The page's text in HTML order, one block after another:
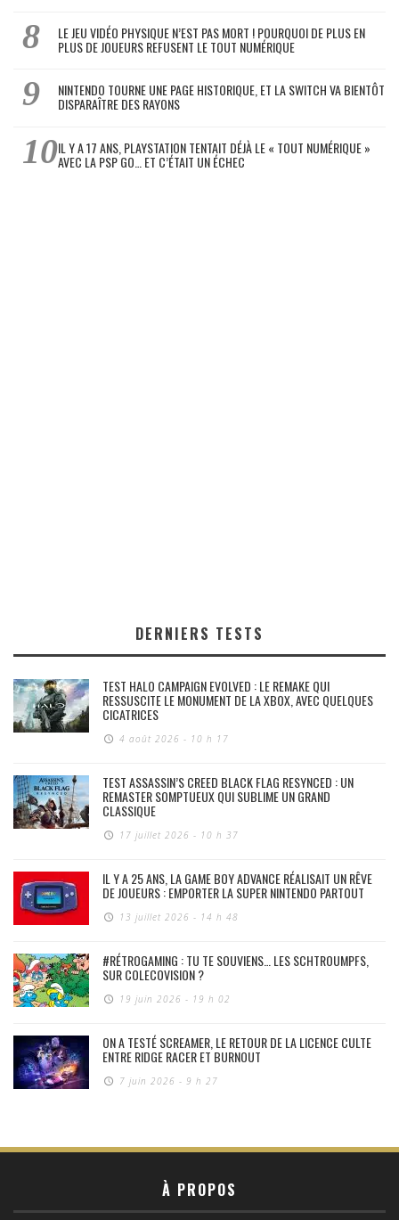
LE JEU VIDÉO PHYSIQUE N’EST PAS MORT ! POURQUOI DE PLUS EN
PLUS DE JOUEURS REFUSENT LE TOUT NUMÉRIQUE
NINTENDO TOURNE UNE PAGE HISTORIQUE, ET LA SWITCH VA BIENTÔT
DISPARAÎTRE DES RAYONS
IL Y A 17 ANS, PLAYSTATION TENTAIT DÉJÀ LE « TOUT NUMÉRIQUE »
AVEC LA PSP GO… ET C’ÉTAIT UN ÉCHEC
DERNIERS TESTS
TEST HALO CAMPAIGN EVOLVED : LE REMAKE QUI
RESSUSCITE LE MONUMENT DE LA XBOX, AVEC QUELQUES
CICATRICES
4 août 2026 - 10 h 17
TEST ASSASSIN’S CREED BLACK FLAG RESYNCED : UN
REMASTER SOMPTUEUX QUI SUBLIME UN GRAND
CLASSIQUE
17 juillet 2026 - 10 h 37
IL Y A 25 ANS, LA GAME BOY ADVANCE RÉALISAIT UN RÊVE
DE JOUEURS : EMPORTER LA SUPER NINTENDO PARTOUT
13 juillet 2026 - 14 h 48
#RÉTROGAMING : TU TE SOUVIENS… LES SCHTROUMPFS,
SUR COLECOVISION ?
19 juin 2026 - 19 h 02
ON A TESTÉ SCREAMER, LE RETOUR DE LA LICENCE CULTE
ENTRE RIDGE RACER ET BURNOUT
7 juin 2026 - 9 h 27
À PROPOS